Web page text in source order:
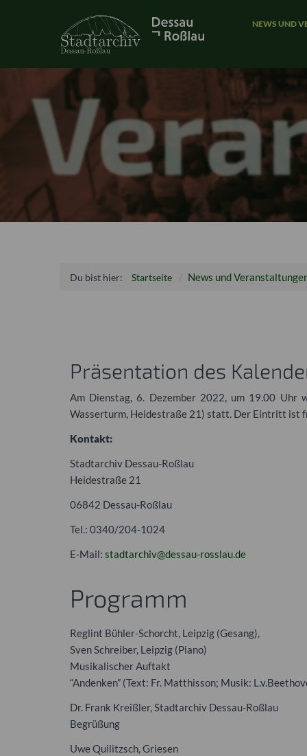
NEWS UND
Du bist hier: Startseite News und
Präsentation des
Am Dienstag, 6. Dezember 2022, um 19.00 Uhr
Wasserturm, Heidestraße 21) statt. Der Eintritt ist
Kontakt:
Stadtarchiv Dessau-Roßlau
Heidestraße 21
06842 Dessau-Roßlau
Tel.: 0340/204-1024
E-Mail: stadtarchiv@dessau-rosslau.de
Programm
Reglint Bühler-Schorcht, Leipzig (Gesang),
Sven Schreiber, Leipzig (Piano)
Musikalischer Auftakt
“Andenken” (Text: Fr. Matthisson; Musik:
Dr. Frank Kreißler, Stadtarchiv Dessau-Roßlau
Begrüßung
Uwe Quilitzsch, Griesen